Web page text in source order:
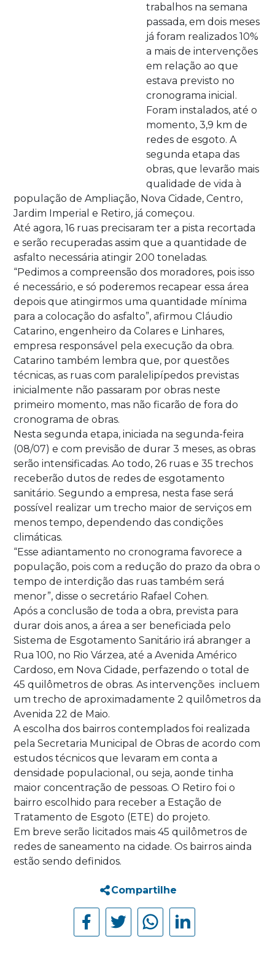
trabalhos na semana
passada, em dois meses
já foram realizados 10%
a mais de intervenções
em relação ao que
estava previsto no
cronograma inicial.
Foram instalados, até o
momento, 3,9 km de
redes de esgoto. A
segunda etapa das
obras, que levarão mais
qualidade de vida à
população de Ampliação, Nova Cidade, Centro,
Jardim Imperial e Retiro, já começou.
Até agora, 16 ruas precisaram ter a pista recortada
e serão recuperadas assim que a quantidade de
asfalto necessária atingir 200 toneladas.
“Pedimos a compreensão dos moradores, pois isso
é necessário, e só poderemos recapear essa área
depois que atingirmos uma quantidade mínima
para a colocação do asfalto”, afirmou Cláudio
Catarino, engenheiro da Colares e Linhares,
empresa responsável pela execução da obra.
Catarino também lembra que, por questões
técnicas, as ruas com paralelipípedos previstas
inicialmente não passaram por obras neste
primeiro momento, mas não ficarão de fora do
cronograma de obras.
Nesta segunda etapa, iniciada na segunda-feira
(08/07) e com previsão de durar 3 meses, as obras
serão intensificadas. Ao todo, 26 ruas e 35 trechos
receberão dutos de redes de esgotamento
sanitário. Segundo a empresa, nesta fase será
possível realizar um trecho maior de serviços em
menos tempo, dependendo das condições
climáticas.
“Esse adiantamento no cronograma favorece a
população, pois com a redução do prazo da obra o
tempo de interdição das ruas também será
menor”, disse o secretário Rafael Cohen.
Após a conclusão de toda a obra, prevista para
durar dois anos, a área a ser beneficiada pelo
Sistema de Esgotamento Sanitário irá abranger a
Rua 100, no Rio Várzea, até a Avenida Américo
Cardoso, em Nova Cidade, perfazendo o total de
45 quilômetros de obras. As intervenções incluem
um trecho de aproximadamente 2 quilômetros da
Avenida 22 de Maio.
A escolha dos bairros contemplados foi realizada
pela Secretaria Municipal de Obras de acordo com
estudos técnicos que levaram em conta a
densidade populacional, ou seja, aonde tinha
maior concentração de pessoas. O Retiro foi o
bairro escolhido para receber a Estação de
Tratamento de Esgoto (ETE) do projeto.
Em breve serão licitados mais 45 quilômetros de
redes de saneamento na cidade. Os bairros ainda
estão sendo definidos.
Compartilhe